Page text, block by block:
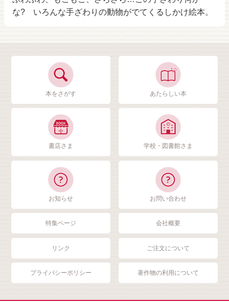
な? いろんな手ざわりの動物がでてくるしかけ絵本。
本をさがす あたらしい本
書店さま 学校・図書館さま
お知らせ お問い合わせ
特集ページ 会社概要
リンク ご注文について
プライバシーポリシー 著作物の利用について